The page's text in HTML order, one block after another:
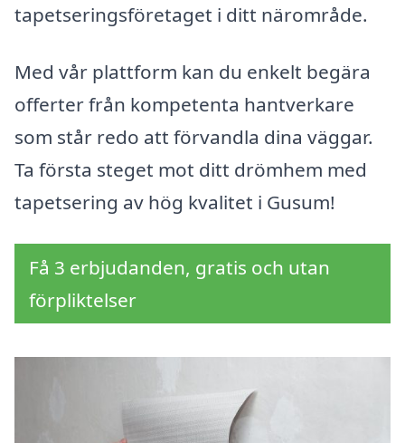
tapetseringsföretaget i ditt närområde.
Med vår plattform kan du enkelt begära
offerter från kompetenta hantverkare
som står redo att förvandla dina väggar.
Ta första steget mot ditt drömhem med
tapetsering av hög kvalitet i Gusum!
Få 3 erbjudanden, gratis och utan
förpliktelser